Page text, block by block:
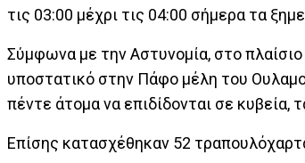
τις 03:00 μέχρι τις 04:00 σήμερα τα
Σύμφωνα με την Αστυνομία, στο
υποστατικό στην Πάφο μέλη του
πέντε άτομα να επιδίδονται σε κυβεία,
Επίσης κατασχέθηκαν 52